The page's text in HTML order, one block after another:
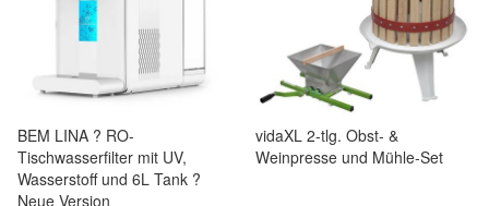
BEM LINA ? RO-
Tischwasserfilter mit UV,
Wasserstoff und 6L Tank ?
Neue Version
vidaXL 2-tlg. Obst- &
Weinpresse und Mühle-Set